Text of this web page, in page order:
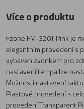
Více o produktu
Fzone FM-320T Pink je
elegantním provedení s
vybaven zvonkem pro
nastavení tempa lze
Možnosti nastavení
Plastové provedení s
provedení Transparent